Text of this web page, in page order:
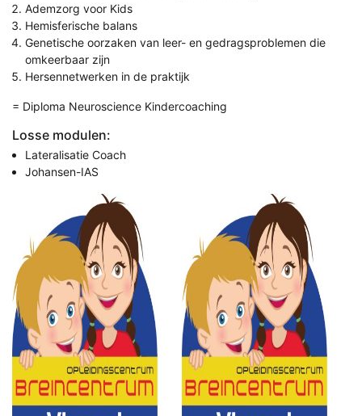
Ademzorg voor Kids
Hemisferische balans
Genetische oorzaken van leer- en gedragsproblemen die
omkeerbaar zijn
Hersennetwerken in de praktijk
= Diploma Neuroscience Kindercoaching
Losse modulen:
Lateralisatie Coach
Johansen-IAS